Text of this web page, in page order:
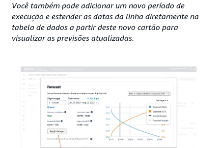
Você também pode adicionar um novo período de
execução e estender as datas da linha diretamente na
tabela de dados a partir deste novo cartão para
visualizar as previsões atualizadas.